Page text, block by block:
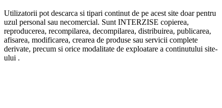
Utilizatorii pot descarca si tipari continut de pe acest site doar pentru
uzul personal sau necomercial. Sunt INTERZISE copierea,
reproducerea, recompilarea, decompilarea, distribuirea, publicarea,
afisarea, modificarea, crearea de produse sau servicii complete
derivate, precum si orice modalitate de exploatare a continutului site-
ului .